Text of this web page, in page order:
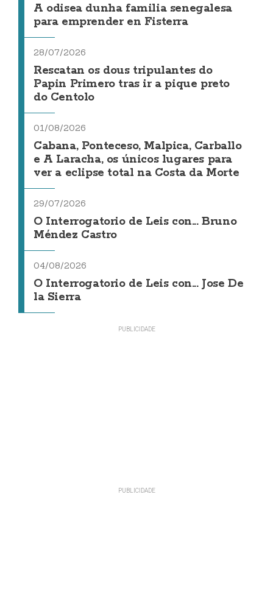
A odisea dunha familia senegalesa
para emprender en Fisterra
28/07/2026
Rescatan os dous tripulantes do
Papin Primero tras ir a pique preto
do Centolo
01/08/2026
Cabana, Ponteceso, Malpica, Carballo
e A Laracha, os únicos lugares para
ver a eclipse total na Costa da Morte
29/07/2026
O Interrogatorio de Leis con... Bruno
Méndez Castro
04/08/2026
O Interrogatorio de Leis con... Jose De
la Sierra